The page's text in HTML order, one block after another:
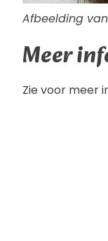
Afbeelding
Meer
Zie voor meer